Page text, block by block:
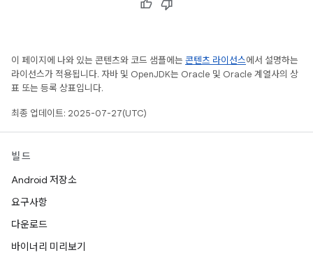
이 페이지에 나와 있는 콘텐츠와 코드 샘플에는 콘텐츠 라이선스에서 설명하는
라이선스가 적용됩니다. 자바 및 OpenJDK는 Oracle 및 Oracle 계열사의 상
표 또는 등록 상표입니다.
최종 업데이트: 2025-07-27(UTC)
빌드
Android 저장소
요구사항
다운로드
바이너리 미리보기